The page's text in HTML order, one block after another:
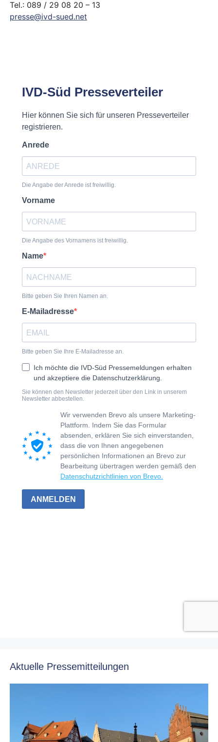
Tel.: 089 / 29 08 20 – 13
presse@ivd-sued.net
Aktuelle Pressemitteilungen